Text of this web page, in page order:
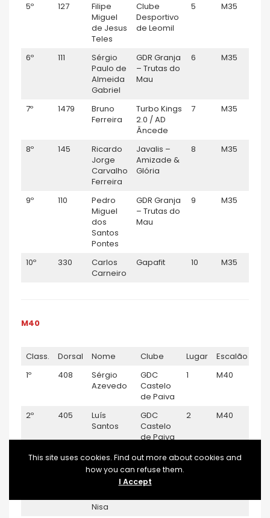
5º 127
Filipe
Miguel
de Jesus
Teles
Clube
Desportivo
de Leomil
5 M35
6º 111
Sérgio
Paulo de
Almeida
Gabriel
GDR Granja
– Trutas do
Mau
6 M35
7º 1479
Bruno
Ferreira
Turbo Kings
2.0 / AD
Âncede
7 M35
8º 145
Ricardo
Jorge
Carvalho
Ferreira
Javalis –
Amizade &
Glória
8 M35
9º 110
Pedro
Miguel
dos
Santos
Pontes
GDR Granja
– Trutas do
Mau
9 M35
10º 330
Carlos
Carneiro
Gapafit 10 M35
M40
Class. Dorsal Nome Clube Lugar Escalão
1º
408
Sérgio
Azevedo
GDC
Castelo
de Paiva
1 M40
2º 405
Luís
Santos
GDC
Castelo
de Paiva
2 M40
3º 412
Rui
Rodrigues
GDC
Castelo
de Paiva
3 M40
Nisa
This site uses cookies. Find out more about cookies and
how you can refuse them.
I Accept